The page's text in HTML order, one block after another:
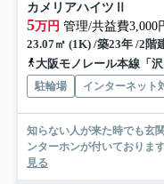
カメリアハイツⅡ
5万円 管理/共益費3,000
23.07㎡ (1K) /築23年 /2階
大阪モノレール本線「
駐輪場 インターネット
知らない人が来た時でも玄
ンターホンが付いておりま
見る